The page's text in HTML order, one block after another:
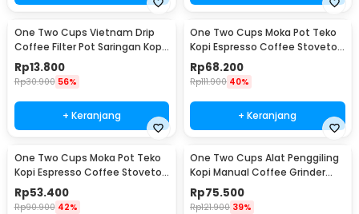
One Two Cups Vietnam Drip
Coffee Filter Pot Saringan Kopi
180ml 8Q - LC1
Rp13.800
Rp30.900 56%
+ Keranjang
One Two Cups Moka Pot Teko
Kopi Espresso Coffee Stovetop
4 Cup 200ml - Z20
Rp68.200
Rp111.900 40%
+ Keranjang
One Two Cups Moka Pot Teko
Kopi Espresso Coffee Stovetop
2 Cup 100ml - Z20
Rp53.400
Rp90.900 42%
One Two Cups Alat Penggiling
Kopi Manual Coffee Grinder
Wood - 16290
Rp75.500
Rp121.900 39%